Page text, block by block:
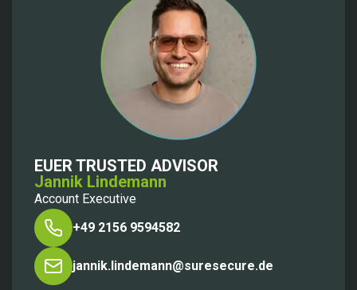
EUER TRUSTED ADVISOR
Jannik Lindemann
Account Executive
+49 2156 9594582
jannik.lindemann@suresecure.de